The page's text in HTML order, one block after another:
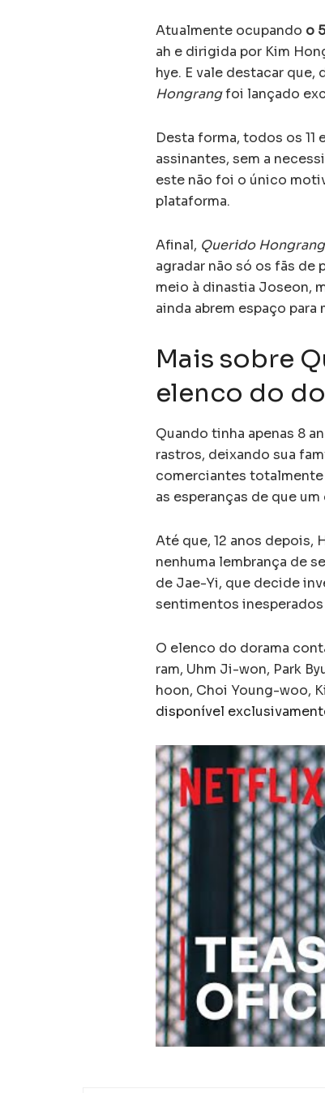
Atualmente ocupando o
ah e dirigida por Kim
hye. E vale destacar
Hongrangfoi lançado
Desta forma, todos os
assinantes, sem a
este não foi o único
plataforma.
Afinal, Querido Hongrang
agradar não só os fãs de
meio à dinastia Joseon,
ainda abrem espaço
Mais sobre
elenco do
Quando tinha apenas 8
rastros, deixando sua
comerciantes totalmente
as esperanças de que
Até que, 12 anos depois,
nenhuma lembrança de
de Jae-Yi, que decide
sentimentos
O elenco do dorama
ram, Uhm Ji-won, Park
hoon, Choi Young-woo,
disponível